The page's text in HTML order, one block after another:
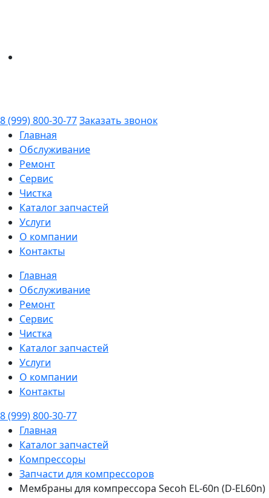
8 (999) 800-30-77Заказать звонок
Главная
Обслуживание
Ремонт
Сервис
Чистка
Каталог запчастей
Услуги
О компании
Контакты
Главная
Обслуживание
Ремонт
Сервис
Чистка
Каталог запчастей
Услуги
О компании
Контакты
8 (999) 800-30-77
Главная
Каталог запчастей
Компрессоры
Запчасти для компрессоров
Мембраны для компрессора Secoh EL-60n (D-EL60n)